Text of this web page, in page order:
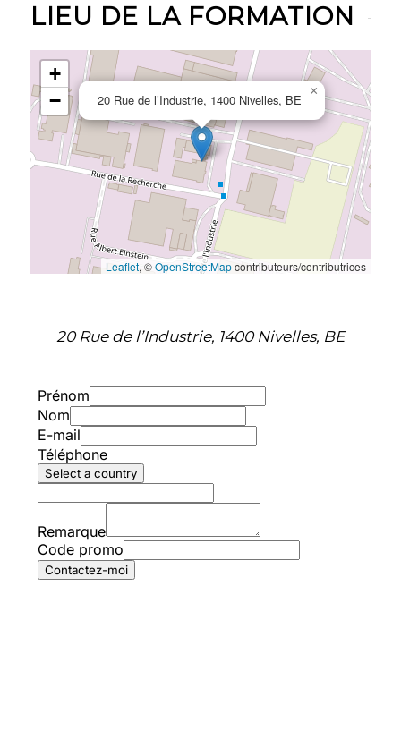
LIEU DE LA FORMATION
20 Rue de l’Industrie, 1400 Nivelles, BE
×
+
−
Leaflet, ©OpenStreetMapcontributeurs/contributrices
20 Rue de l’Industrie, 1400 Nivelles, BE